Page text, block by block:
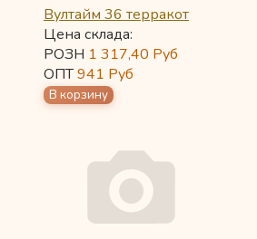
Вултайм 36 терракот
Цена склада:
РОЗН 1 317,40 Руб
ОПТ941 Руб